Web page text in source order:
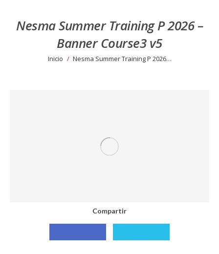
Nesma Summer Training P 2026 –
Banner Course3 v5
Estás aquí:
Inicio Nesma Summer Training P 2026…
Compartir
Compartir
Compartir